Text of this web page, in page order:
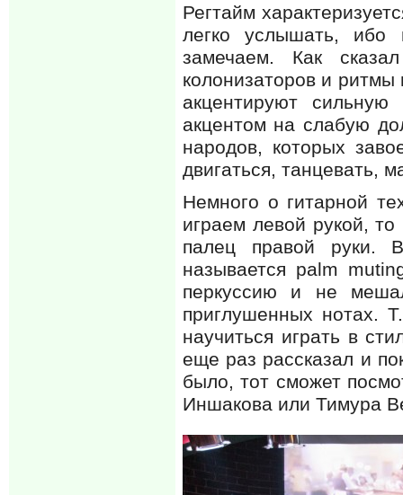
Регтайм
легко услышать, ибо
замечаем. Как
колонизаторов и
акцентируют
акцентом на слабую
народов, которых
двигаться, танцевать,
Немного о гитарной
играем левой рукой,
палец правой руки.
называется palm
перкуссию и не
приглушенных нотах.
научиться играть в
еще раз рассказал и
было, тот сможет
Иншакова или Тимура